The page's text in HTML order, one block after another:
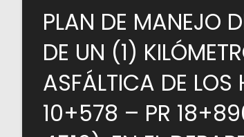
PLAN DE MANEJO
DE UN (1)
ASFÁLTICA DE
10+578 – PR